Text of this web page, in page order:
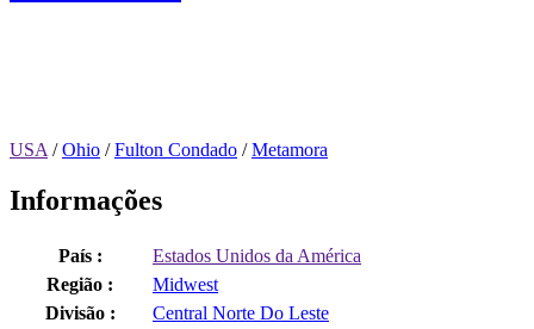
USA /Ohio /Fulton Condado /Metamora
Informações
País :
Estados Unidos da América
Região :
Midwest
Divisão :
Central Norte Do Leste